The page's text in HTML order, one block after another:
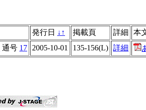
発行日 ↓ ↑ 掲載頁 詳細 本
通号 17 2005-10-01 135-156(L) 詳細